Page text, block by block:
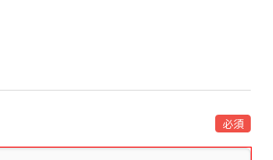
必須